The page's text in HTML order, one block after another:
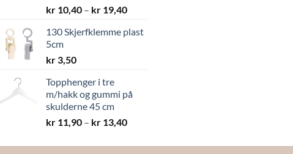
kr 10,40 – kr 19,40Prisområde:
til
130 Skjerfklemme plast
5cm
kr 3,50
Topphenger i tre
m/hakk og gummi på
skulderne 45 cm
kr 11,90 – kr 13,40Prisområde:
til